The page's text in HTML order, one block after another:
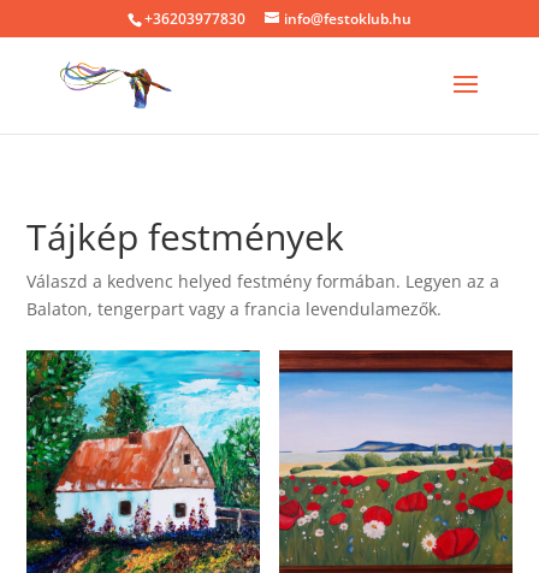
+36203977830 info@festoklub.hu
Tájkép festmények
Válaszd a kedvenc helyed festmény formában. Legyen az a
Balaton, tengerpart vagy a francia levendulamezők.